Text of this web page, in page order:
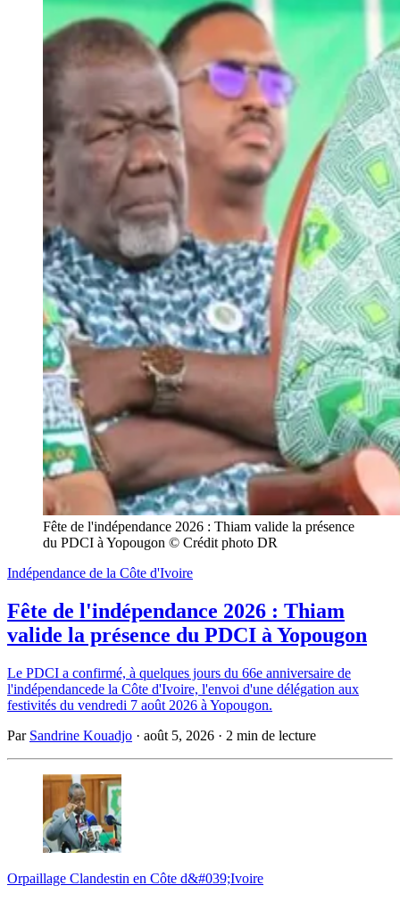
Fête de l'indépendance 2026 : Thiam valide la présence
du PDCI à Yopougon © Crédit photo DR
Indépendance de la Côte d'Ivoire
Fête de l'indépendance 2026 : Thiam
valide la présence du PDCI à Yopougon
Le PDCI a confirmé, à quelques jours du 66e anniversaire de
l'indépendancede la Côte d'Ivoire, l'envoi d'une délégation aux
festivités du vendredi 7 août 2026 à Yopougon.
Par Sandrine Kouadjo · août 5, 2026 · 2 min de lecture
Orpaillage Clandestin en Côte d&#039;Ivoire